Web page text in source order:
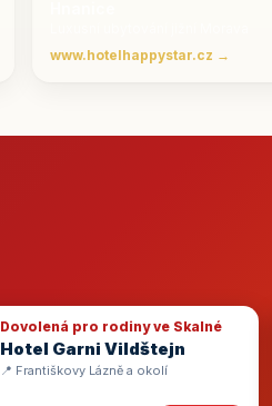
www.hotelhappystar.cz →
Dovolená pro rodiny ve Skalné
Hotel Garni Vildštejn
📍 Františkovy Lázně a okolí